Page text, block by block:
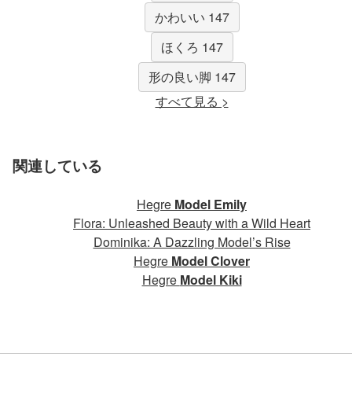
かわいい 147
ほくろ 147
形の良い脚 147
すべて見る >
関連している
Hegre Model Emily
Flora: Unleashed Beauty with a Wild Heart
Dominika: A Dazzling Model’s Rise
Hegre Model Clover
Hegre Model Kiki